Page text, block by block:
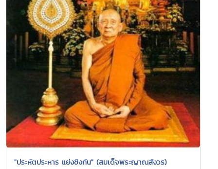
"ประหัตประหาร แย่งชิงกัน" (สมเด็จพระญาณสังวร)